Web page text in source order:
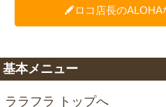
ロコ店長の
基本メニュー
ララフラ トップへ